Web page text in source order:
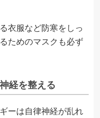
衣服など防寒をしっ
ためのマスクも必ず
経を整える
ーは自律神経が乱れ